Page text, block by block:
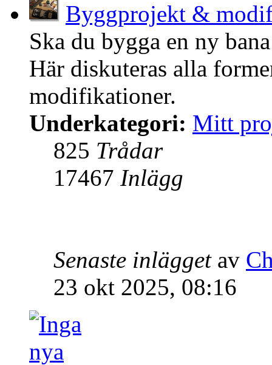
Byggprojekt &
Ska du bygga en ny
Här diskuteras alla
modifikationer.
Underkategori: Mitt
825 Trådar
17467 Inlägg
Senaste inläggetav
23 okt 2025, 08:16